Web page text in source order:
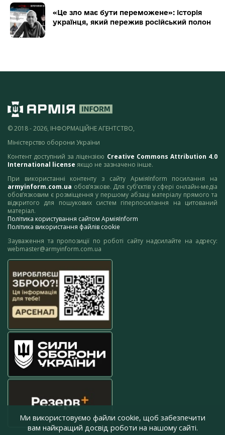
«Це зло має бути переможене»: історія
українця, який пережив російський полон
© 2018 - 2026, ІНФОРМАЦІЙНЕ АГЕНТСТВО,
Міністерство оборони України
Контент доступний за ліцензією Creative Commons Attribution 4.0
International license якщо не зазначено інше.
При використанні контенту з сайту АрміяInform посилання на
armyinform.com.ua обов’язкове. Для суб’єктів у сфері онлайн-медіа
обов’язковим є розміщення у першому абзаці матеріалу прямого та
відкритого для пошукових систем гіперпосилання на цитований
матеріал.
Політика користування сайтом АрміяInform
Політика використання файлів cookie
Зауваження та пропозиції по роботі сайту надсилайте на адресу:
webmaster@armyinform.com.ua
Ми використовуємо файли cookie, щоб забезпечити
вам найкращий досвід роботи на нашому сайті.